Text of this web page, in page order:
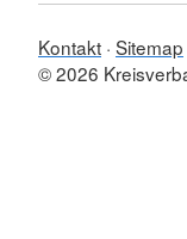
Kontakt Sitemap
© 2026